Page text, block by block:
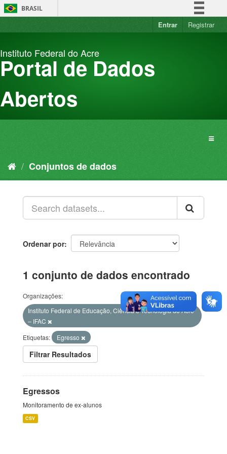
Pular
para
BRASIL
Simplifique!
Acesso à informação
Entrar Registrar
Instituto Federal do Acre
Portal de Dados
Abertos
Conjuntos de dados
Ordenar por
1 conjunto de dados encontrado
Organizações:
Instituto Federal de Educação, Ciência e Tecnologia do Acre
– IFAC
Etiquetas:
Egresso
Filtrar Resultados
Egressos
Monitoramento de ex-alunos
CSV